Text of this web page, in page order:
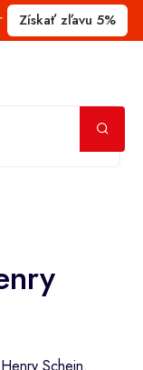
Získať zľavu 5%